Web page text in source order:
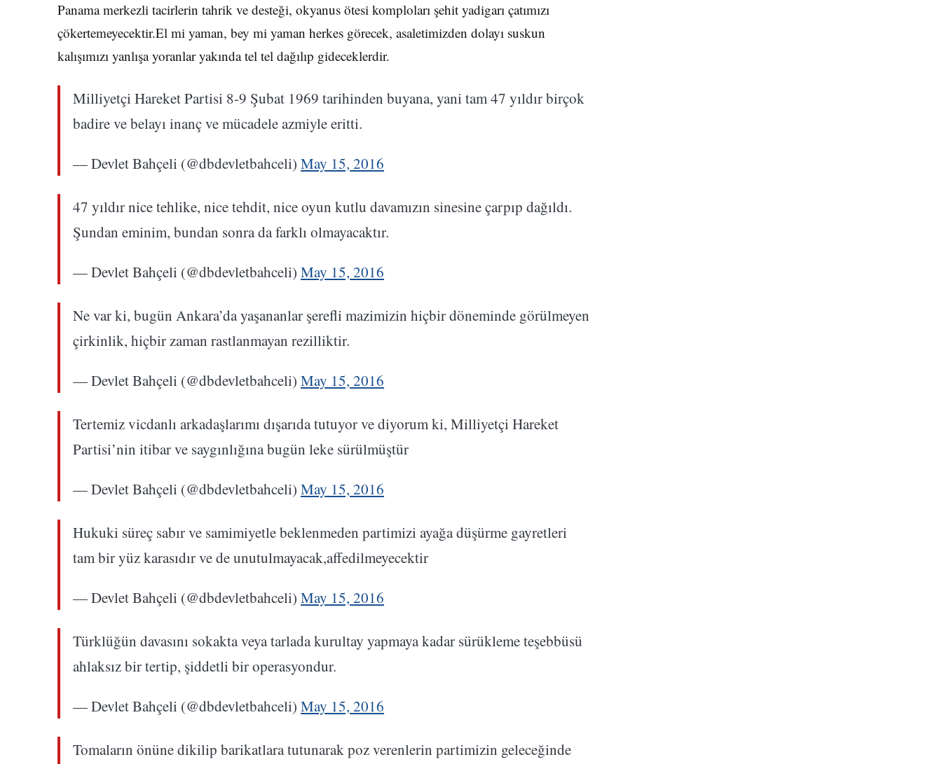
Panama merkezli tacirlerin tahrik ve desteği, okyanus ötesi komploları şehit yadigarı çatımızı
çökertemeyecektir.El mi yaman, bey mi yaman herkes görecek, asaletimizden dolayı suskun
kalışımızı yanlışa yoranlar yakında tel tel dağılıp gideceklerdir.
Milliyetçi Hareket Partisi 8-9 Şubat 1969 tarihinden buyana, yani tam 47 yıldır birçok
badire ve belayı inanç ve mücadele azmiyle eritti.
— Devlet Bahçeli (@dbdevletbahceli) May 15, 2016
47 yıldır nice tehlike, nice tehdit, nice oyun kutlu davamızın sinesine çarpıp dağıldı.
Şundan eminim, bundan sonra da farklı olmayacaktır.
— Devlet Bahçeli (@dbdevletbahceli) May 15, 2016
Ne var ki, bugün Ankara’da yaşananlar şerefli mazimizin hiçbir döneminde görülmeyen
çirkinlik, hiçbir zaman rastlanmayan rezilliktir.
— Devlet Bahçeli (@dbdevletbahceli) May 15, 2016
Tertemiz vicdanlı arkadaşlarımı dışarıda tutuyor ve diyorum ki, Milliyetçi Hareket
Partisi’nin itibar ve saygınlığına bugün leke sürülmüştür
— Devlet Bahçeli (@dbdevletbahceli) May 15, 2016
Hukuki süreç sabır ve samimiyetle beklenmeden partimizi ayağa düşürme gayretleri
tam bir yüz karasıdır ve de unutulmayacak,affedilmeyecektir
— Devlet Bahçeli (@dbdevletbahceli) May 15, 2016
Türklüğün davasını sokakta veya tarlada kurultay yapmaya kadar sürükleme teşebbüsü
ahlaksız bir tertip, şiddetli bir operasyondur.
— Devlet Bahçeli (@dbdevletbahceli) May 15, 2016
Tomaların önüne dikilip barikatlara tutunarak poz verenlerin partimizin geleceğinde